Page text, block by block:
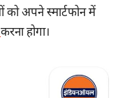
अपने स्मार्टफोन में
करना होगा।